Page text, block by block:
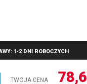
1-2 DNI ROBOCZYCH
TWOJA CENA